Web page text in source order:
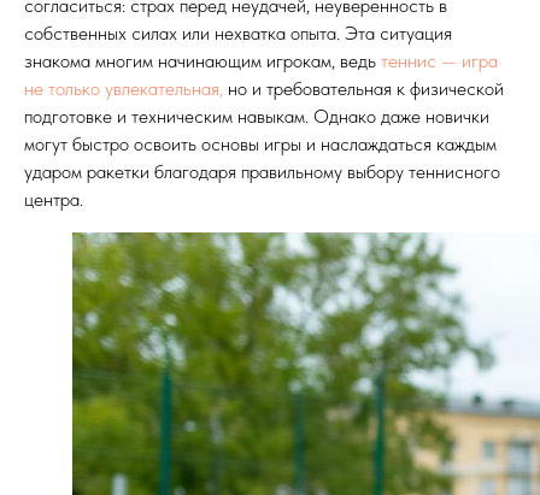
согласиться: страх перед неудачей, неуверенность в
собственных силах или нехватка опыта. Эта ситуация
знакома многим начинающим игрокам, ведь теннис — игра
не только увлекательная, но и требовательная к физической
подготовке и техническим навыкам. Однако даже новички
могут быстро освоить основы игры и наслаждаться каждым
ударом ракетки благодаря правильному выбору теннисного
центра.